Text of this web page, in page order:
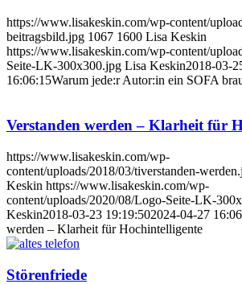
https://www.lisakeskin.com/wp-content/
beitragsbild.jpg 1067 1600 Lisa Keskin
https://www.lisakeskin.com/wp-content/
Seite-LK-300x300.jpg Lisa Keskin2018-03-
16:06:15Warum jede:r Autor:in ein SOFA
Verstanden werden – Klarheit für
https://www.lisakeskin.com/wp-
content/uploads/2018/03/tiverstanden-
Keskin https://www.lisakeskin.com/wp-
content/uploads/2020/08/Logo-Seite-LK-
Keskin2018-03-23 19:19:502024-04-27
werden – Klarheit für Hochintelligente
Störenfriede